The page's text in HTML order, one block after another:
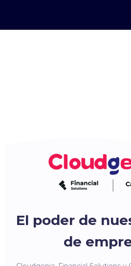
El poder de
de